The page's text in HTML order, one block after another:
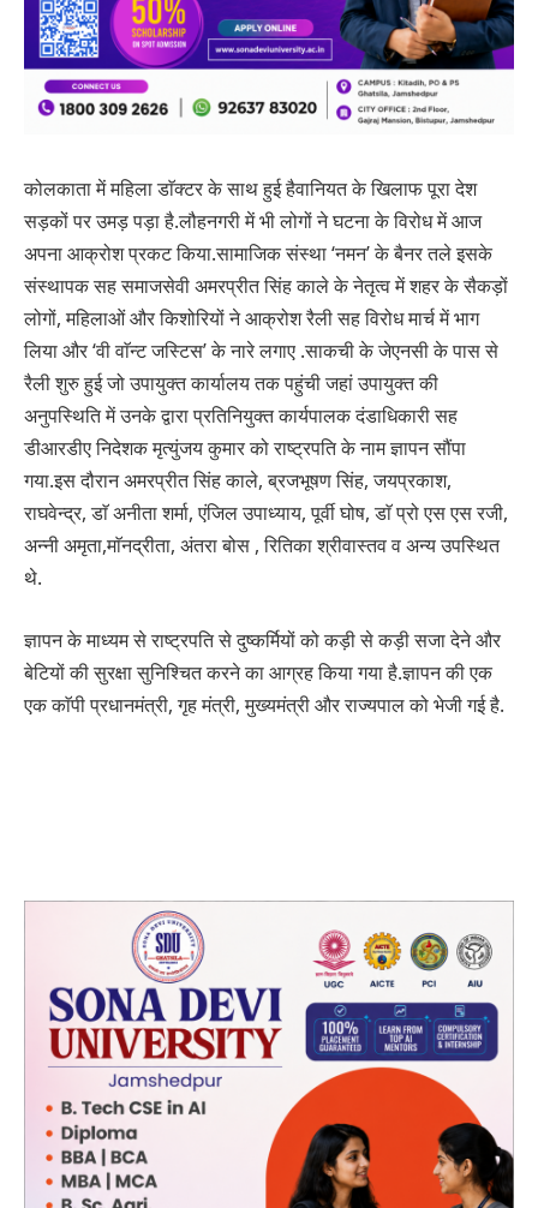
कोलकाता में महिला डाॅक्टर के साथ हुई हैवानियत के खिलाफ पूरा देश
सड़कों पर उमड़ पड़ा है.लौहनगरी में भी लोगों ने घटना के विरोध में आज
अपना आक्रोश प्रकट किया.सामाजिक संस्था ‘नमन’ के बैनर तले इसके
संस्थापक सह समाजसेवी अमरप्रीत सिंह काले के नेतृत्व में शहर के सैकड़ों
लोगों, महिलाओं और किशोरियों ने आक्रोश रैली सह विरोध मार्च में भाग
लिया और ‘वी वाॅन्ट जस्टिस’ के नारे लगाए .साकची के जेएनसी के पास से
रैली शुरु हुई जो उपायुक्त कार्यालय तक पहुंची जहां उपायुक्त की
अनुपस्थिति में उनके द्वारा प्रतिनियुक्त कार्यपालक दंडाधिकारी सह
डीआरडीए निदेशक मृत्युंजय कुमार को राष्ट्रपति के नाम ज्ञापन सौंपा
गया.इस दौरान अमरप्रीत सिंह काले, ब्रजभूषण सिंह, जयप्रकाश,
राघवेन्द्र, डाॅ अनीता शर्मा, एंजिल उपाध्याय, पूर्वी घोष, डाॅ प्रो एस एस रजी,
अन्नी अमृता,माॅनद्रीता, अंतरा बोस , रितिका श्रीवास्तव व अन्य उपस्थित
थे.
ज्ञापन के माध्यम से राष्ट्रपति से दुष्कर्मियों को कड़ी से कड़ी सजा देने और
बेटियों की सुरक्षा सुनिश्चित करने का आग्रह किया गया है.ज्ञापन की एक
एक काॅपी प्रधानमंत्री, गृह मंत्री, मुख्यमंत्री और राज्यपाल को भेजी गई है.